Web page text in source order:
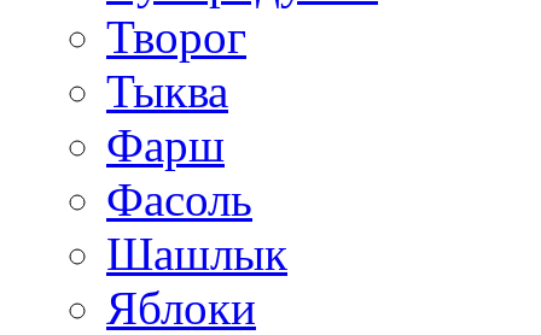
Творог
Тыква
Фарш
Фасоль
Шашлык
Яблоки